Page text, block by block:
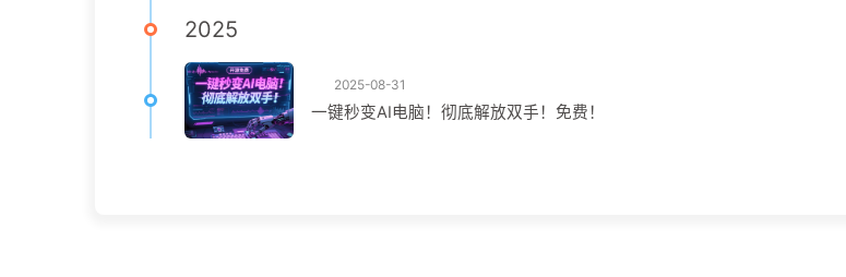
2025
2025-08-31
一键秒变AI电脑！彻底解放双手！免费！